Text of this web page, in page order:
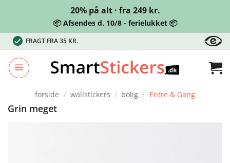
20% på alt · fra 249 kr.
📦 Afsendes d. 10/8 - ferielukket 📦
Fortsæt
til
indhold
FRAGT FRA 35 KR.
forside / wallstickers / bolig / Entre & Gang
Grin meget